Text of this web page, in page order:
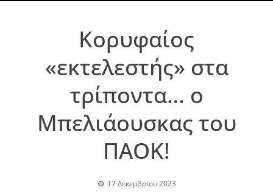
Κορυφαίος
«εκτελεστής» στα
τρίποντα… ο
Μπελιάουσκας του
ΠΑΟΚ!
17 Δεκεμβρίου 2023